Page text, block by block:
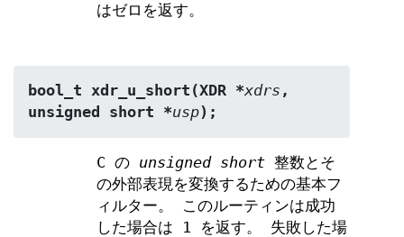
はゼロを返す。
bool_t xdr_u_short(XDR *xdrs ,
unsigned short *usp);
C の unsigned short整数とそ
の外部表現を変換するための基本フ
ィルター。 このルーティンは成功
した場合は 1 を返す。 失敗した場